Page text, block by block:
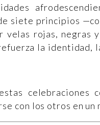
siete principios
rojas, negras
la identidad,
celebraciones
con los otros en un